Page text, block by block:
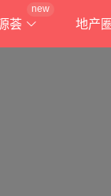
荟
new
地产圈